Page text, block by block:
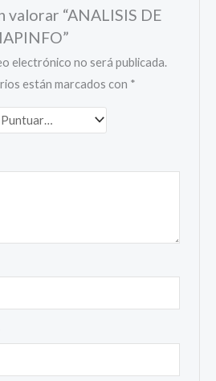
valorar “ANALISIS DE
electrónico no será publicada.
están marcados con *